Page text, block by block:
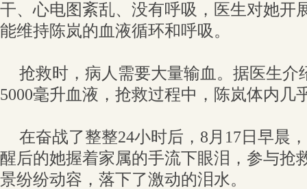
干、心电图紊乱、没有呼吸，医生对她开
能维持陈岚的血液循环和呼吸。
抢救时，病人需要大量输血。据医生介
5000毫升血液，抢救过程中，陈岚体内几
在奋战了整整24小时后，8月17日早晨
醒后的她握着家属的手流下眼泪，参与抢
景纷纷动容，落下了激动的泪水。